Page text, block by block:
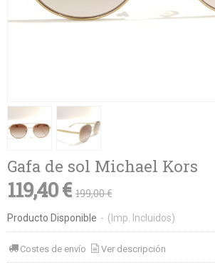
Gafa de sol Michael Kors
119,40 € 199,00 €
Producto Disponible - (Imp. Incluidos)
Costes de envío Ver descripción